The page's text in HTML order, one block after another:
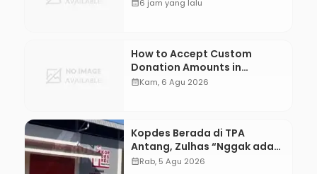
calendar_month 6 jam yang lalu
How to Accept Custom
Donation Amounts in
WordPress with Stripe
calendar_monthKam, 6 Agu 2026
Kopdes Berada di TPA
Antang, Zulhas “Nggak ada
Lahan!”
calendar_monthRab, 5 Agu 2026